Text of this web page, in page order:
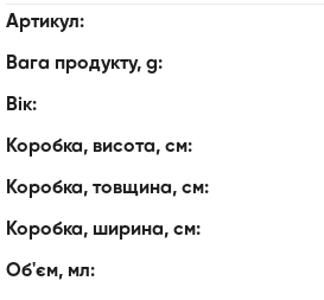
Артикул:
Вага продукту, g:
Вік:
Коробка, висота, см:
Коробка, товщина, см:
Коробка, ширина, см:
Об'єм, мл: